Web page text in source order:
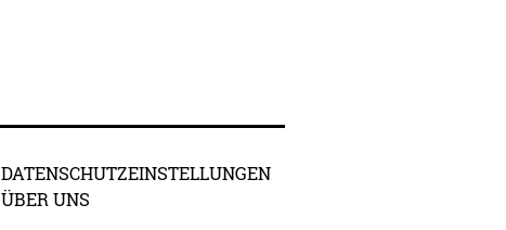
DATENSCHUTZEINSTELLUNGEN
ÜBER UNS